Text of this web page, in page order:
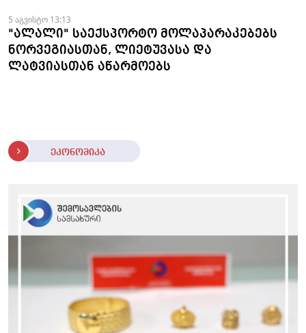
5 აგვისტო 13:13
"ალალი" საექსპორტო მოლაპარაკებებს
ნორვეგიასთან, ლიეტუვასა და
ლატვიასთან აწარმოებს
ეკონომიკა